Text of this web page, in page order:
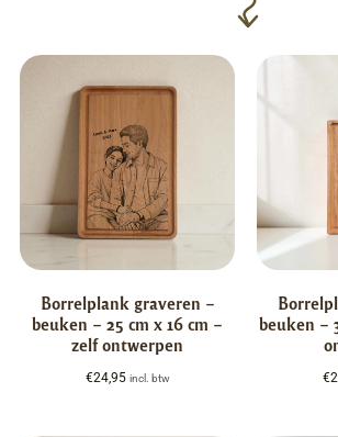
Borrelplank graveren –
beuken – 25 cm x 16 cm –
zelf ontwerpen
€24,95 incl. btw
beuken –
€